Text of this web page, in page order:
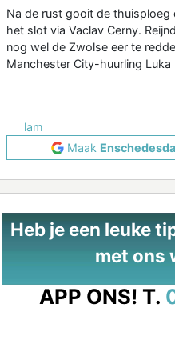
Na de rust gooit de thuisploeg
het slot via Vaclav Cerny.
nog wel de Zwolse eer te
Manchester City-huurling Luka
lam
Maak
Heb je een leuke
met ons
APP ONS! T.